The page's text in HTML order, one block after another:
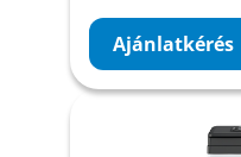
Ajánlatkérés